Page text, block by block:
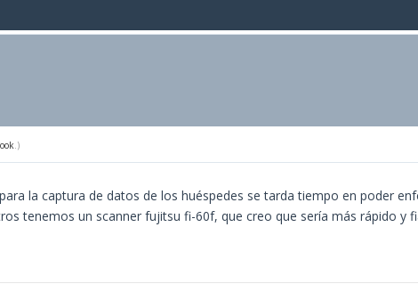
.)
la captura de datos de los huéspedes se tarda tiempo en poder
tenemos un scanner fujitsu fi-60f, que creo que sería más rápido y